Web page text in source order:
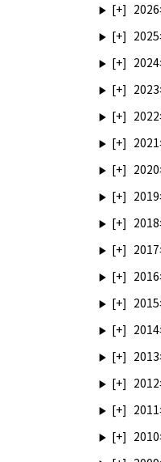
2026
2025
2024
2023
2022
2021
2020
2019
2018
2017
2016
2015
2014
2013
2012
2011
2010